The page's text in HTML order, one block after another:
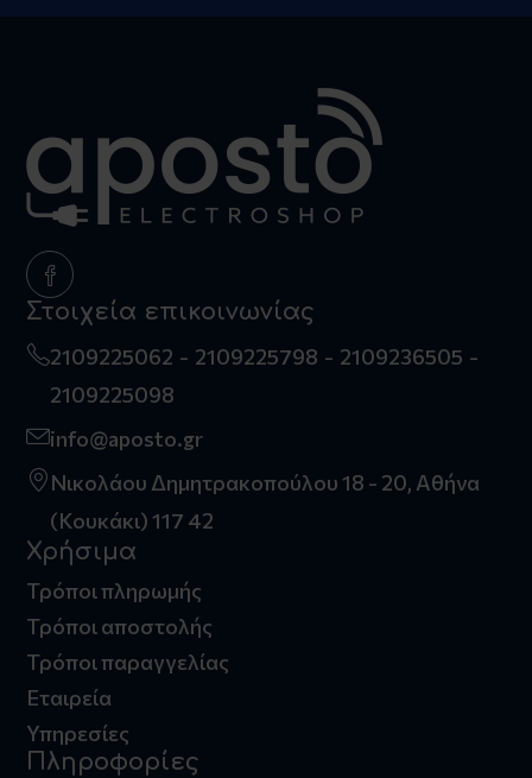
Στοιχεία επικοινωνίας
2109225062 2109225798
2109236505
2109225098
info@aposto.gr
Νικολάου Δημητρακοπούλου 18 - 20, Αθήνα
(Κουκάκι) 117 42
Χρήσιμα
Τρόποι πληρωμής
Τρόποι αποστολής
Τρόποι παραγγελίας
Εταιρεία
Υπηρεσίες
Πληροφορίες